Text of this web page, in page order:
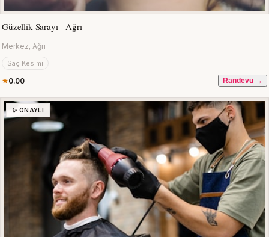
Güzellik Sarayı - Ağrı
Merkez, Ağrı
Saç Kesimi
0.00 Randevu →
✨ ONAYLI